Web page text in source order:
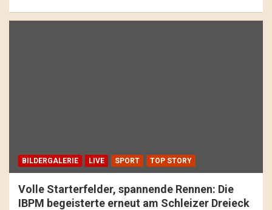
BILDERGALERIE LIVE SPORT TOP STORY
Volle Starterfelder, spannende Rennen: Die
IBPM begeisterte erneut am Schleizer Dreieck